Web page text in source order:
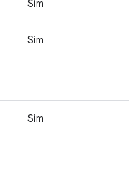
Sim
Sim
Sim